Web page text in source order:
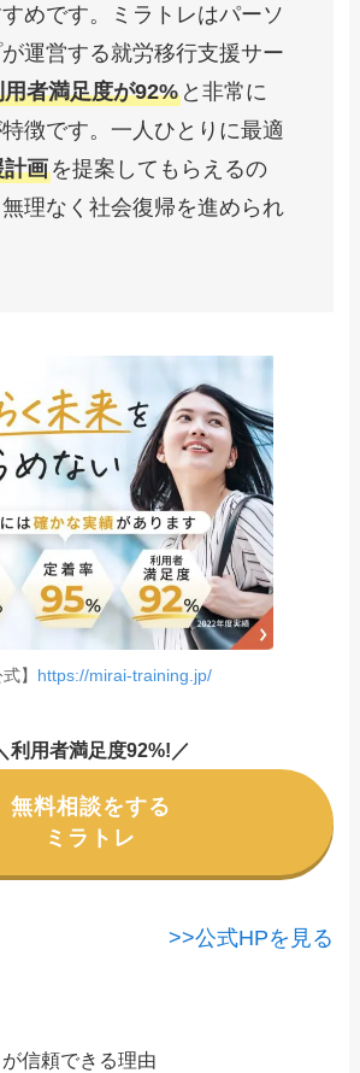
すめです。ミラトレはパーソ
運営する就労移行支援サー
用者満足度が92% と非常に
徴です。一人ひとりに最適
計画を提案してもらえるの
理なく社会復帰を進められ
】 https://mirai-training.jp/
利用者満足度92%!／
無料相談をする
ミラトレ
>>公式HPを見る
信頼できる理由